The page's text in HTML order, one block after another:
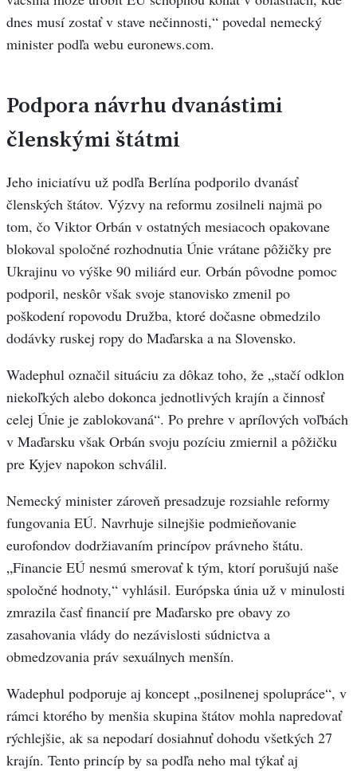
dnes musí zostať v stave nečinnosti,“ povedal nemecký
minister podľa webu euronews.com.
Podpora návrhu dvanástimi
členskými štátmi
Jeho iniciatívu už podľa Berlína podporilo dvanásť
členských štátov. Výzvy na reformu zosilneli najmä po
tom, čo Viktor Orbán v ostatných mesiacoch opakovane
blokoval spoločné rozhodnutia Únie vrátane pôžičky pre
Ukrajinu vo výške 90 miliárd eur. Orbán pôvodne pomoc
podporil, neskôr však svoje stanovisko zmenil po
poškodení ropovodu Družba, ktoré dočasne obmedzilo
dodávky ruskej ropy do Maďarska a na Slovensko.
Wadephul označil situáciu za dôkaz toho, že „stačí odklon
niekoľkých alebo dokonca jednotlivých krajín a činnosť
celej Únie je zablokovaná“. Po prehre v aprílových voľbách
v Maďarsku však Orbán svoju pozíciu zmiernil a pôžičku
pre Kyjev napokon schválil.
Nemecký minister zároveň presadzuje rozsiahle reformy
fungovania EÚ. Navrhuje silnejšie podmieňovanie
eurofondov dodržiavaním princípov právneho štátu.
„Financie EÚ nesmú smerovať k tým, ktorí porušujú naše
spoločné hodnoty,“ vyhlásil. Európska únia už v minulosti
zmrazila časť financií pre Maďarsko pre obavy zo
zasahovania vlády do nezávislosti súdnictva a
obmedzovania práv sexuálnych menšín.
Wadephul podporuje aj koncept „posilnenej spolupráce“, v
rámci ktorého by menšia skupina štátov mohla napredovať
rýchlejšie, ak sa nepodarí dosiahnuť dohodu všetkých 27
krajín. Tento princíp by sa podľa neho mal týkať aj